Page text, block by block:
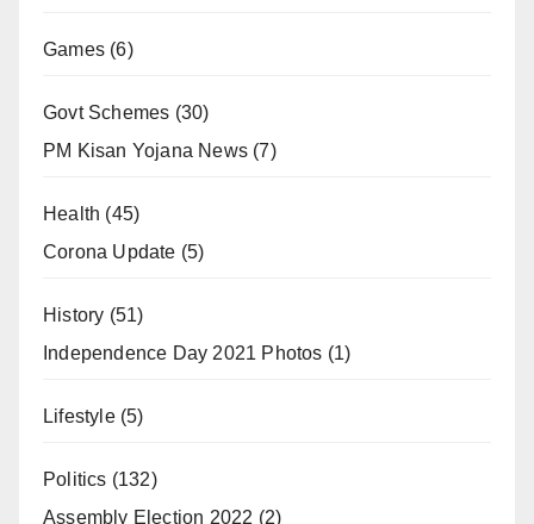
Games (6)
Govt Schemes (30)
PM Kisan Yojana News (7)
Health (45)
Corona Update (5)
History (51)
Independence Day 2021 Photos (1)
Lifestyle(5)
Politics (132)
Assembly Election 2022 (2)